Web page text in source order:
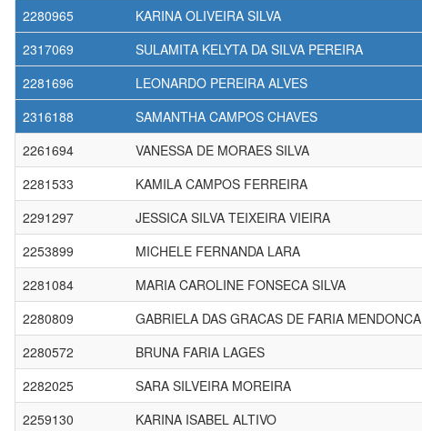
2280965
KARINA OLIVEIRA SILVA
2317069
SULAMITA KELYTA DA SILVA PEREIRA
2281696
LEONARDO PEREIRA ALVES
2316188
SAMANTHA CAMPOS CHAVES
2261694
VANESSA DE MORAES SILVA
2281533
KAMILA CAMPOS FERREIRA
2291297
JESSICA SILVA TEIXEIRA VIEIRA
2253899
MICHELE FERNANDA LARA
2281084
MARIA CAROLINE FONSECA SILVA
2280809
GABRIELA DAS GRACAS DE FARIA MENDONCA
2280572
BRUNA FARIA LAGES
2282025
SARA SILVEIRA MOREIRA
2259130
KARINA ISABEL ALTIVO